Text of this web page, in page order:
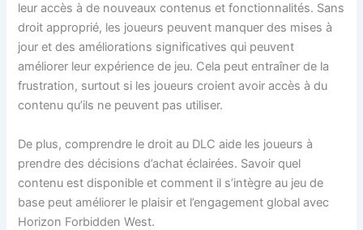
leur accès à de nouveaux contenus et fonctionnalités. Sans
droit approprié, les joueurs peuvent manquer des mises à
jour et des améliorations significatives qui peuvent
améliorer leur expérience de jeu. Cela peut entraîner de la
frustration, surtout si les joueurs croient avoir accès à du
contenu qu’ils ne peuvent pas utiliser.
De plus, comprendre le droit au DLC aide les joueurs à
prendre des décisions d’achat éclairées. Savoir quel
contenu est disponible et comment il s’intègre au jeu de
base peut améliorer le plaisir et l’engagement global avec
Horizon Forbidden West.